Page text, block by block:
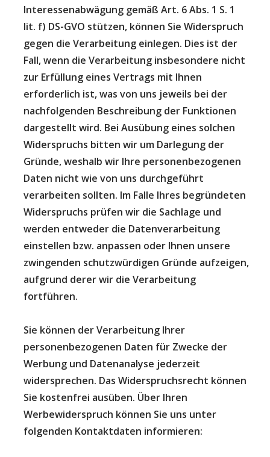
Interessenabwägung gemäß Art. 6 Abs. 1 S. 1
lit. f) DS-GVO stützen, können Sie Widerspruch
gegen die Verarbeitung einlegen. Dies ist der
Fall, wenn die Verarbeitung insbesondere nicht
zur Erfüllung eines Vertrags mit Ihnen
erforderlich ist, was von uns jeweils bei der
nachfolgenden Beschreibung der Funktionen
dargestellt wird. Bei Ausübung eines solchen
Widerspruchs bitten wir um Darlegung der
Gründe, weshalb wir Ihre personenbezogenen
Daten nicht wie von uns durchgeführt
verarbeiten sollten. Im Falle Ihres begründeten
Widerspruchs prüfen wir die Sachlage und
werden entweder die Datenverarbeitung
einstellen bzw. anpassen oder Ihnen unsere
zwingenden schutzwürdigen Gründe aufzeigen,
aufgrund derer wir die Verarbeitung
fortführen.
Sie können der Verarbeitung Ihrer
personenbezogenen Daten für Zwecke der
Werbung und Datenanalyse jederzeit
widersprechen. Das Widerspruchsrecht können
Sie kostenfrei ausüben. Über Ihren
Werbewiderspruch können Sie uns unter
folgenden Kontaktdaten informieren: